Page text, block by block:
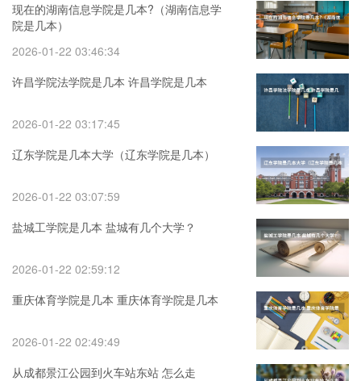
现在的湖南信息学院是几本?（湖南信息学
院是几本）
2026-01-22 03:46:34
许昌学院法学院是几本 许昌学院是几本
2026-01-22 03:17:45
辽东学院是几本大学（辽东学院是几本）
2026-01-22 03:07:59
盐城工学院是几本 盐城有几个大学？
2026-01-22 02:59:12
重庆体育学院是几本 重庆体育学院是几本
2026-01-22 02:49:49
从成都景江公园到火车站东站 怎么走